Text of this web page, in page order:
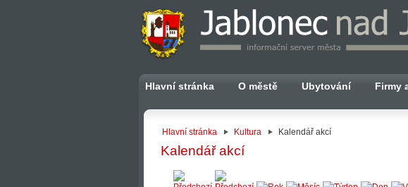
Hlavní stránka O městě Ubytování Firmy
Hlavní stránka Kultura Kalendář akcí
Kalendář akcí